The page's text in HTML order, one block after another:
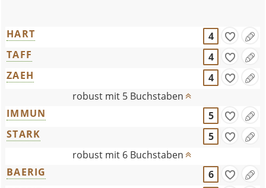
HART
4
TAFF
4
ZAEH
4
robust mit 5 Buchstaben
IMMUN
5
STARK
5
robust mit 6 Buchstaben
BAERIG
6